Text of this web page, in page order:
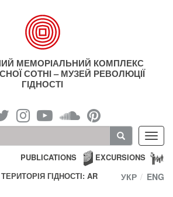
МЕМОРІАЛЬНИЙ КОМПЛЕКС
СОТНІ – МУЗЕЙ РЕВОЛЮЦІЇ
ГІДНОСТІ
EXCURSIONS
PUBLICATIONS
ТЕРИТОРІЯ ГІДНОСТІ: AR
УКР ENG